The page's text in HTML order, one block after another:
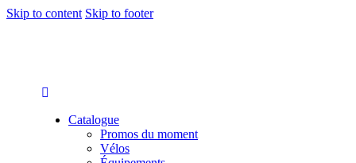
Skip to content Skip to footer
Catalogue
Promos du moment
Vélos